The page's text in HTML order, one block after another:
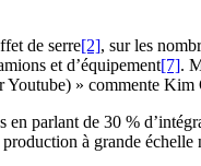
de serre[2], sur les
et d’équipement[7].
Youtube) » commente
parlant de 30 %
à grande échelle